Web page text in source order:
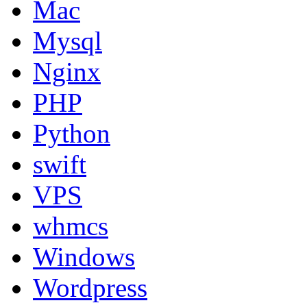
Mac
Mysql
Nginx
PHP
Python
swift
VPS
whmcs
Windows
Wordpress